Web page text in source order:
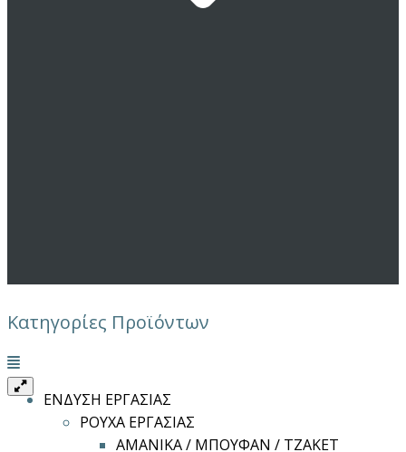
Κατηγορίες Προϊόντων
Μενού
ΕΝΔΥΣΗ ΕΡΓΑΣΙΑΣ
ΡΟΥΧΑ ΕΡΓΑΣΙΑΣ
ΑΜΑΝΙΚΑ / ΜΠΟΥΦΑΝ / ΤΖΑΚΕΤ